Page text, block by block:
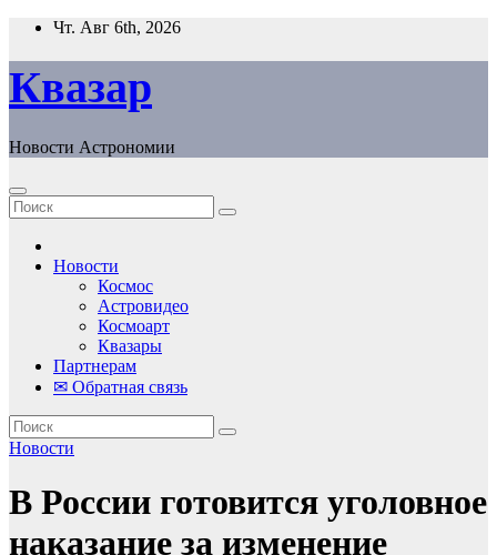
Перейти
содержанию
Чт. Авг 6th, 2026
Квазар
Новости Астрономии
Новости
Космос
Астровидео
Космоарт
Квазары
Партнерам
✉ Обратная связь
Новости
В России готовится уголовное
наказание за изменение